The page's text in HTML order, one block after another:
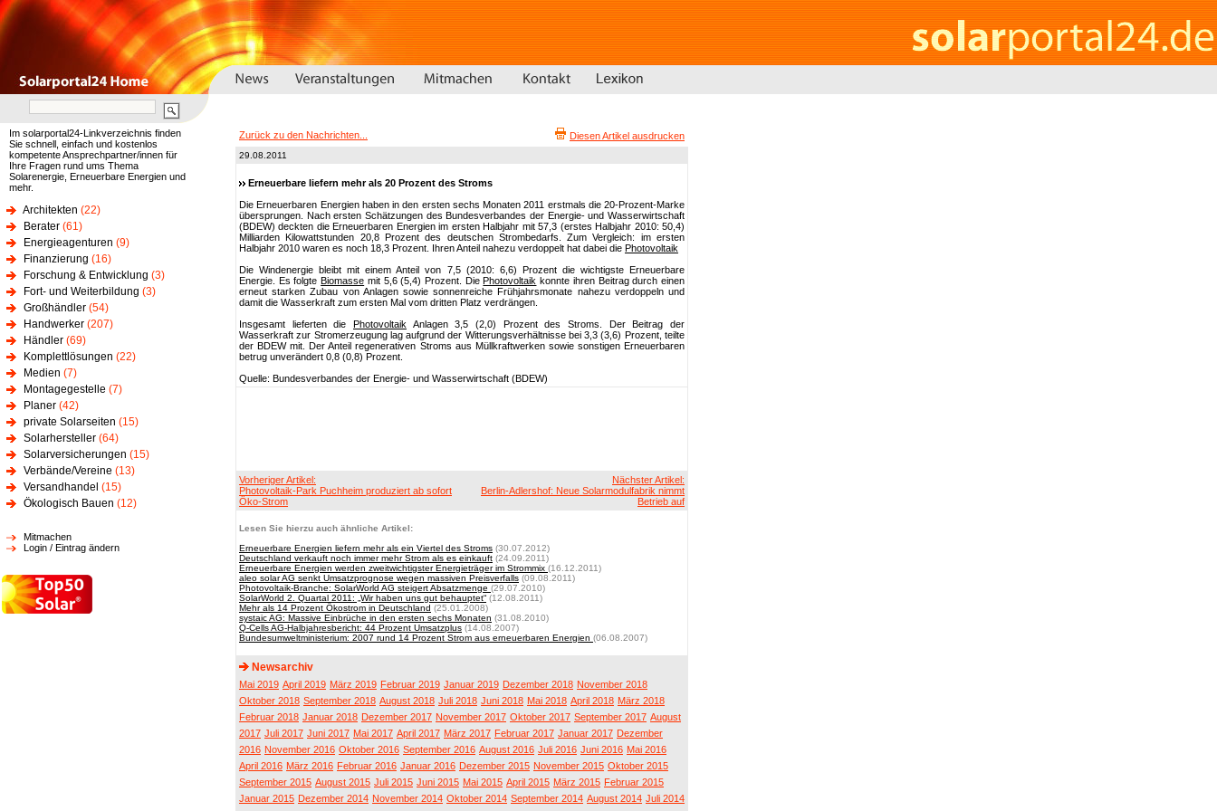
Im solarportal24-Linkverzeichnis finden
Sie schnell, einfach und kostenlos
kompetente Ansprechpartner/innen für
Ihre Fragen rund ums Thema
Solarenergie, Erneuerbare Energien und
mehr.
Architekten (22)
Berater (61)
Energieagenturen (9)
Finanzierung (16)
Forschung & Entwicklung (3)
Fort- und Weiterbildung (3)
Großhändler (54)
Handwerker (207)
Händler (69)
Komplettlösungen (22)
Medien (7)
Montagegestelle (7)
Planer (42)
private Solarseiten (15)
Solarhersteller (64)
Solarversicherungen (15)
Verbände/Vereine (13)
Versandhandel (15)
Ökologisch Bauen (12)
Mitmachen
Login / Eintrag ändern
Zurück zu den Nachrichten... Diesen Artikel ausdrucken
29.08.2011
Erneuerbare liefern mehr als 20 Prozent des Stroms
Die Erneuerbaren Energien haben in den ersten sechs Monaten 2011 erstmals die 20-Prozent-Marke
übersprungen. Nach ersten Schätzungen des Bundesverbandes der Energie- und Wasserwirtschaft
(BDEW) deckten die Erneuerbaren Energien im ersten Halbjahr mit 57,3 (erstes Halbjahr 2010: 50,4)
Milliarden Kilowattstunden 20,8 Prozent des deutschen Strombedarfs. Zum Vergleich: im ersten
Halbjahr 2010 waren es noch 18,3 Prozent. Ihren Anteil nahezu verdoppelt hat dabei die Photovoltaik
Die Windenergie bleibt mit einem Anteil von 7,5 (2010: 6,6) Prozent die wichtigste Erneuerbare
Energie. Es folgteBiomasse mit 5,6 (5,4) Prozent. DiePhotovoltaik konnte ihren Beitrag durch einen
erneut starken Zubau von Anlagen sowie sonnenreiche Frühjahrsmonate nahezu verdoppeln und
damit die Wasserkraft zum ersten Mal vom dritten Platz verdrängen.
Insgesamt lieferten die Photovoltaik Anlagen 3,5 (2,0) Prozent des Stroms. Der Beitrag der
Wasserkraft zur Stromerzeugung lag aufgrund der Witterungsverhältnisse bei 3,3 (3,6) Prozent, teilte
der BDEW mit. Der Anteil regenerativen Stroms aus Müllkraftwerken sowie sonstigen Erneuerbaren
betrug unverändert 0,8 (0,8) Prozent.
Quelle: Bundesverbandes der Energie- und Wasserwirtschaft (BDEW)
Vorheriger Artikel:
Photovoltaik-Park Puchheim produziert ab sofort
Öko-Strom
Nächster Artikel:
Berlin-Adlershof: Neue Solarmodulfabrik nimmt
Betrieb auf
Lesen Sie hierzu auch ähnliche Artikel:
Erneuerbare Energien liefern mehr als ein Viertel des Stroms (30.07.2012)
Deutschland verkauft noch immer mehr Strom als es einkauft (24.09.2011)
Erneuerbare Energien werden zweitwichtigster Energieträger im Strommix (16.12.2011)
aleo solar AG senkt Umsatzprognose wegen massiven Preisverfalls (09.08.2011)
Photovoltaik-Branche: SolarWorld AG steigert Absatzmenge (29.07.2010)
SolarWorld 2. Quartal 2011: „Wir haben uns gut behauptet“ (12.08.2011)
Mehr als 14 Prozent Ökostrom in Deutschland (25.01.2008)
systaic AG: Massive Einbrüche in den ersten sechs Monaten (31.08.2010)
Q-Cells AG-Halbjahresbericht: 44 Prozent Umsatzplus (14.08.2007)
Bundesumweltministerium: 2007 rund 14 Prozent Strom aus erneuerbaren Energien (06.08.2007)
Newsarchiv
Mai 2019 April 2019 März 2019 Februar 2019 Januar 2019 Dezember 2018 November 2018
Oktober 2018 September 2018 August 2018 Juli 2018 Juni 2018 Mai 2018 April 2018 März 2018
Februar 2018 Januar 2018 Dezember 2017 November 2017 Oktober 2017 September 2017 August
2017 Juli 2017 Juni 2017 Mai 2017 April 2017 März 2017 Februar 2017 Januar 2017 Dezember
2016 November 2016 Oktober 2016 September 2016 August 2016 Juli 2016 Juni 2016 Mai 2016
April 2016 März 2016 Februar 2016 Januar 2016 Dezember 2015 November 2015 Oktober 2015
September 2015 August 2015 Juli 2015 Juni 2015 Mai 2015 April 2015 März 2015 Februar 2015
Januar 2015 Dezember 2014 November 2014 Oktober 2014 September 2014 August 2014 Juli 2014